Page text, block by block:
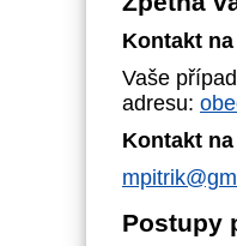
Kontakt
Vaše
adresu:
Kontakt
Postupy